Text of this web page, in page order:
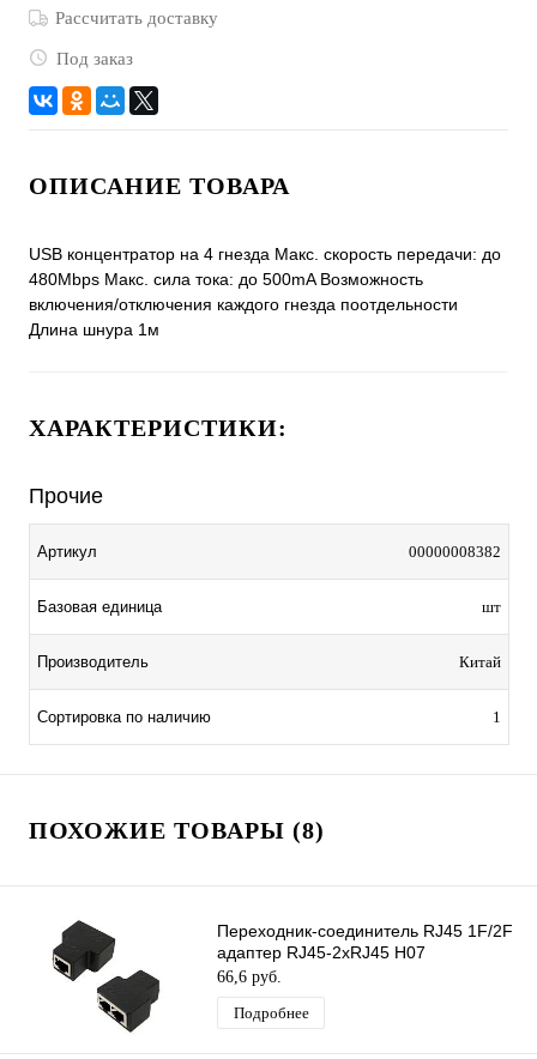
Рассчитать доставку
Под заказ
ОПИСАНИЕ ТОВАРА
USB концентратор на 4 гнезда Макс. скорость передачи: до
480Mbps Макс. сила тока: до 500mA Возможность
включения/отключения каждого гнезда поотдельности
Длина шнура 1м
ХАРАКТЕРИСТИКИ:
Прочие
Артикул 00000008382
Базовая единица шт
Производитель Китай
Сортировка по наличию 1
ПОХОЖИЕ ТОВАРЫ (8)
Переходник-соединитель RJ45 1F/2F
адаптер RJ45-2xRJ45 H07
66,6 руб.
Подробнее